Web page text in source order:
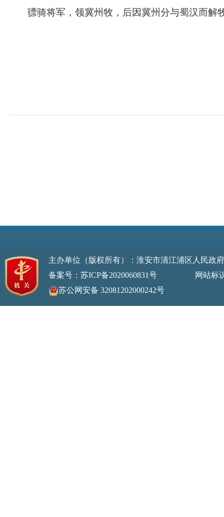
骠骑将军，领冀州牧，后因冀州分与蜀汉而解
主办单位（版权所有）：淮安市清江浦区人民
备案号：苏ICP备2020060831号
网站标识码
苏公网安备 32081202000242号